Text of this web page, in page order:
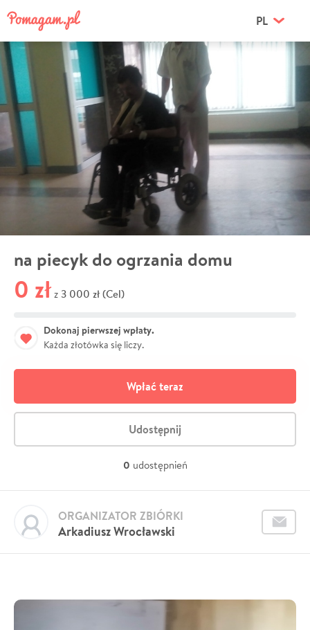
PL
na piecyk do ogrzania domu
0 zł z 3 000 zł (Cel)
Dokonaj pierwszej wpłaty.
Każda złotówka się liczy.
Wpłać teraz
Udostępnij
0 udostępnień
Arkadiusz Wrocławski
ORGANIZATOR ZBIÓRKI